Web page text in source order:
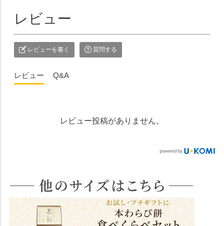
レビュー
レビューを書く 質問する
レビュー Q&A
レビュー投稿がありません。